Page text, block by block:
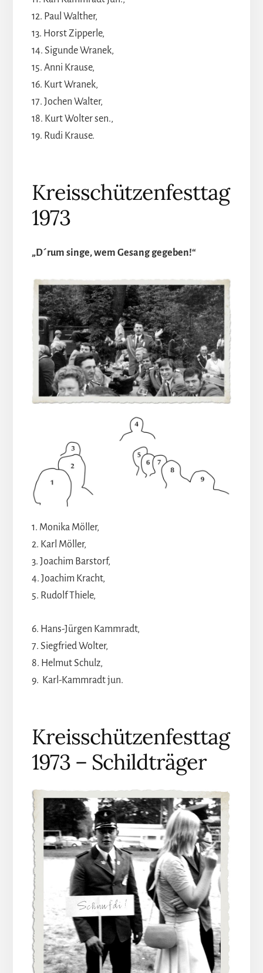
12. Paul Walther,
13. Horst Zipperle,
14. Sigunde Wranek,
15. Anni Krause,
16. Kurt Wranek,
17. Jochen Walter,
18. Kurt Wolter sen.,
19. Rudi Krause.
Kreisschützenfesttag
1973
„D´rum singe, wem Gesang gegeben!“
1. Monika Möller,
2. Karl Möller,
3. Joachim Barstorf,
4. Joachim Kracht,
5. Rudolf Thiele,
6. Hans-Jürgen Kammradt,
7. Siegfried Wolter,
8. Helmut Schulz,
9. Karl-Kammradt jun.
Kreisschützenfesttag
1973 – Schildträger